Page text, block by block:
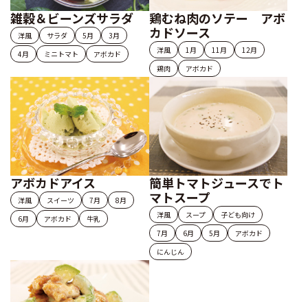
雑穀＆ビーンズサラダ
洋風 サラダ 5月
3月
4月
ミニトマト アボカド
鶏むね肉のソテー アボ
カドソース
洋風 1月 11月
12月
鶏肉
アボカド
アボカドアイス
洋風 スイーツ 7月
8月
6月
アボカド 牛乳
簡単トマトジュースでト
マトスープ
洋風 スープ
子ども向け
7月
6月 5月
アボカド
にんじん